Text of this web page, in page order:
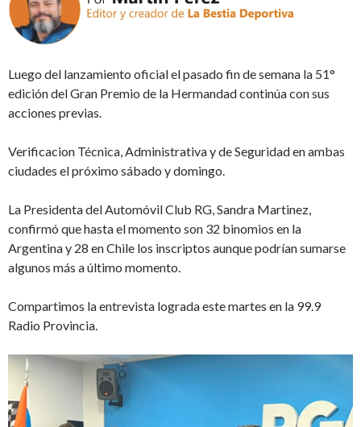
Luego del lanzamiento oficial el pasado fin de semana la 51°
edición del Gran Premio de la Hermandad continúa con sus
acciones previas.
Verificacion Técnica, Administrativa y de Seguridad en ambas
ciudades el próximo sábado y domingo.
La Presidenta del Automóvil Club RG, Sandra Martinez,
confirmó que hasta el momento son 32 binomios en la
Argentina y 28 en Chile los inscriptos aunque podrían sumarse
algunos más a último momento.
Compartimos la entrevista lograda este martes en la 99.9
Radio Provincia.